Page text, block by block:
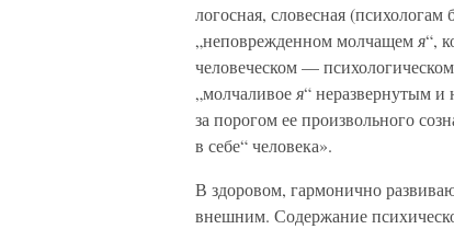
логосная, словесная
„неповрежденном молчащемя“,
человеческом —
„молчаливоея“ неразвернутым
за порогом ее произвольного
в себе“ человека».
В здоровом, гармонично
внешним. Содержание